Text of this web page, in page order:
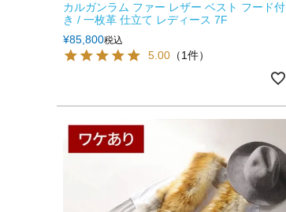
カルガンラム ファー レザー ベスト フード付
き / 一枚革 仕立て レディース 7F
¥85,800税込
5.00 （1件）